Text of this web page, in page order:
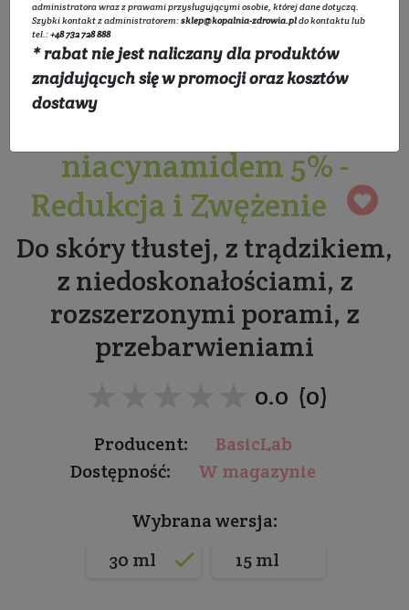
Serum zmniejszające
niedoskonałości z
niacynamidem 5% -
Redukcja i Zwężenie
Do skóry tłustej, z trądzikiem,
z niedoskonałościami, z
rozszerzonymi porami, z
przebarwieniami
0.0 (0)
Producent:
BasicLab
Dostępność:
W magazynie
Wybrana wersja:
30 ml
15 ml
administratora wraz z prawami przysługującymi osobie, której dane dotyczą.
Szybki kontakt z administratorem:sklep@kopalnia-zdrowia.pldo kontaktu lub
tel.:+48 732 728 888
* rabat nie jest naliczany dla produktów
znajdujących się w promocji oraz kosztów
dostawy